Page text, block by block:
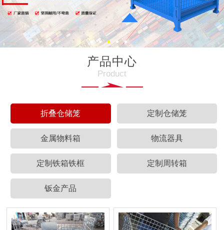
产品中心
Product
折叠仓储笼 定制仓储笼
金属物料箱 物流器具
定制铁箱铁框 定制周转箱
钣金产品